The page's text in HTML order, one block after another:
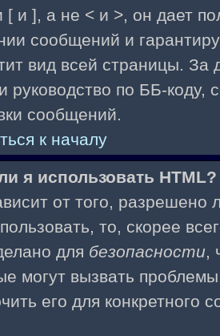
[ и ], а не < и >, он дает
сообщений и
вид всей страницы.
руководство по ББ-коду,
сообщений.
к началу
я использовать HTML?
от того,
то, скорее
для безопасности,
могут вызвать
его для конкретного